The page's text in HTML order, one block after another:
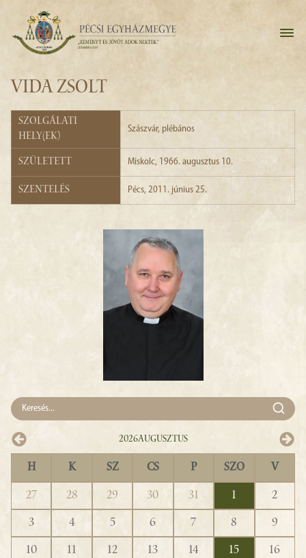
VIDA ZSOLT
Szolgálati
hely(ek)
Szászvár, plébános
Született Miskolc, 1966. augusztus 10.
Szentelés Pécs, 2011. június 25.
2026Augusztus
H K SZ CS P SZO V
27 28 29 30 31 1
2
3
4 5 6 7 8
9
10
11 12 13 14 15
16